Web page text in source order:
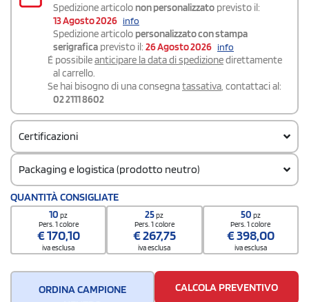
Spedizione articolo non personalizzato previsto il:
13 Agosto 2026 info
Spedizione articolo personalizzato con stampa
serigrafica previsto il: 26 Agosto 2026 info
É possibileanticipare la data di spedizionedirettamente
al carrello.
Se hai bisogno di una consegnatassativa, contattaci al:
02 2111 8602
Certificazioni
Packaging e logistica (prodotto neutro)
Codice doganale
42029298
QUANTITÀ CONSIGLIATE
10pz
Pers. 1 colore
€170,10
iva esclusa
25pz
Pers. 1 colore
€267,75
iva esclusa
50 pz
Pers. 1 colore
€398,00
iva esclusa
ORDINA CAMPIONE
CALCOLA PREVENTIVO